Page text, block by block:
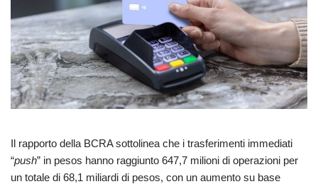
Il rapporto della BCRA sottolinea che i trasferimenti immediati
“push” in pesos hanno raggiunto 647,7 milioni di operazioni per
un totale di 68,1 miliardi di pesos, con un aumento su base